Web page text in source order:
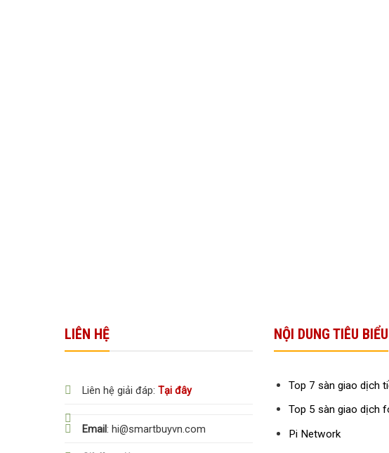
LIÊN HỆ
Liên hệ giải đáp: Tại đây
Email: hi@smartbuyvn.com
NỘI DUNG TIÊU BIỂU
Top 7 sàn giao dịch
Top 5 sàn giao dịch
Pi Network